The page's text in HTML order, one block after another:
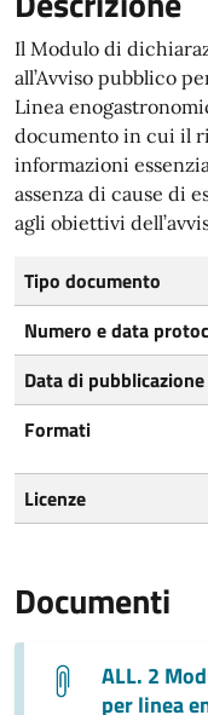
Il Modulo di
all’Avviso pubblico
Linea
documento in cui il
informazioni
assenza di cause di
agli obiettivi
Tipo documento
Numero e data
Data di pubblicazione
Formati
Licenze
Documenti
ALL. 2
per linea